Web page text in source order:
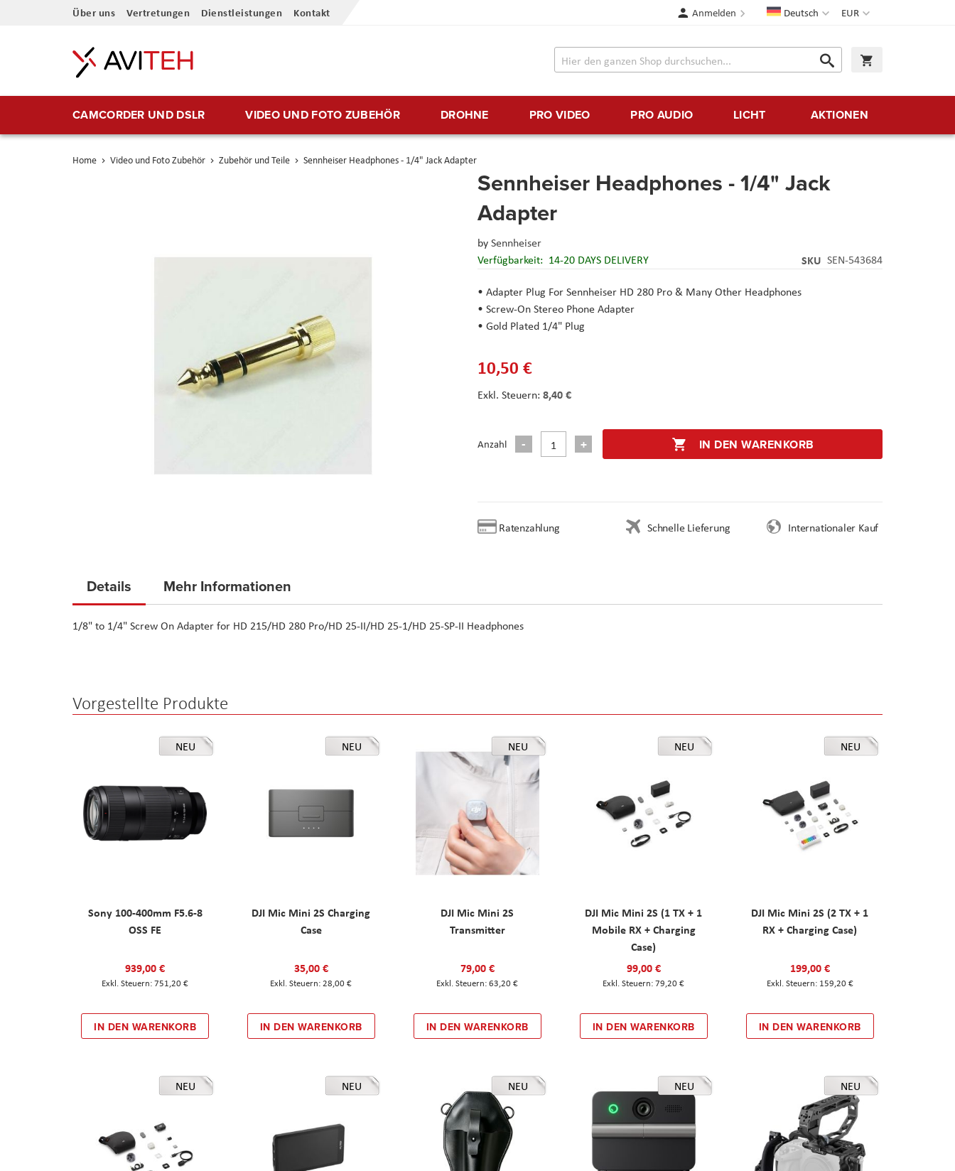
Direkt
Inhalt
Währung
EUR
SpracheDeutsch
Über uns Vertretungen Dienstleistungen Kontakt Anmelden
Suche
Suche
CAMCORDER UND DSLR VIDEO UND FOTO ZUBEHÖR DROHNE PRO VIDEO PRO AUDIO LICHT AKTIONEN
Home Video und Foto Zubehör Zubehör und Teile Sennheiser Headphones - 1/4" Jack Adapter
Sennheiser Headphones - 1/4" Jack
Adapter
bySennheiser
Verfügbarkeit: 14-20 DAYS DELIVERY SKU SEN-543684
• Adapter Plug For Sennheiser HD 280 Pro & Many Other Headphones
• Screw-On Stereo Phone Adapter
• Gold Plated 1/4" Plug
10,50 €
8,40 €
Anzahl IN DEN WARENKORB
Ratenzahlung Schnelle Lieferung Internationaler Kauf
the
of
Details
1/8" to 1/4" Screw On Adapter for HD 215/HD 280 Pro/HD 25-II/HD 25-1/HD 25-SP-II Headphones
Mehr Informationen
Vorgestellte Produkte
NEU
Sony 100-400mm F5.6-8
OSS FE
939,00 €
751,20 €
IN DEN WARENKORB
NEU
DJI Mic Mini 2S Charging
Case
35,00 €
28,00 €
IN DEN WARENKORB
NEU
DJI Mic Mini 2S
Transmitter
79,00 €
63,20 €
IN DEN WARENKORB
NEU
DJI Mic Mini 2S (1 TX + 1
Mobile RX + Charging
Case)
99,00 €
79,20 €
IN DEN WARENKORB
NEU
DJI Mic Mini 2S (2 TX + 1
RX + Charging Case)
199,00 €
159,20 €
IN DEN WARENKORB
NEU NEU NEU NEU NEU